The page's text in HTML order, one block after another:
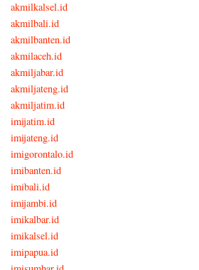
akmilkalsel.id
akmilbali.id
akmilbanten.id
akmilaceh.id
akmiljabar.id
akmiljateng.id
akmiljatim.id
imijatim.id
imijateng.id
imigorontalo.id
imibanten.id
imibali.id
imijambi.id
imikalbar.id
imikalsel.id
imipapua.id